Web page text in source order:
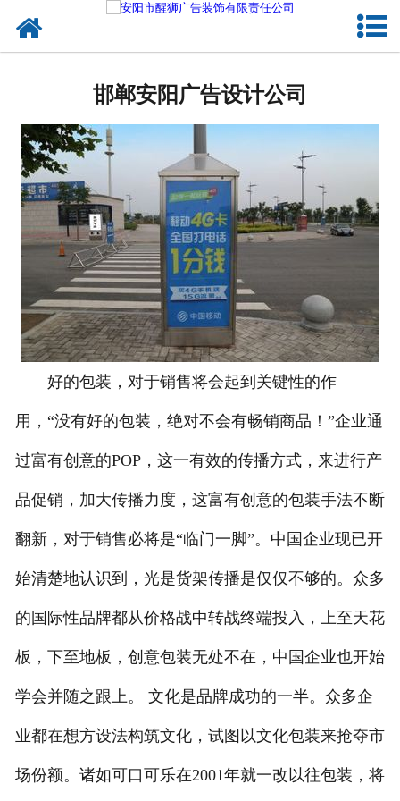
企业文化
诚聘英才
邯郸安阳广告设计公司
好的包装，对于销售将会起到关键性的作
用，“没有好的包装，绝对不会有畅销商品！”企业通
过富有创意的POP，这一有效的传播方式，来进行产
品促销，加大传播力度，这富有创意的包装手法不断
翻新，对于销售必将是“临门一脚”。中国企业现已开
始清楚地认识到，光是货架传播是仅仅不够的。众多
的国际性品牌都从价格战中转战终端投入，上至天花
板，下至地板，创意包装无处不在，中国企业也开始
学会并随之跟上。 文化是品牌成功的一半。众多企
业都在想方设法构筑文化，试图以文化包装来抢夺市
场份额。诸如可口可乐在2001年就一改以往包装，将